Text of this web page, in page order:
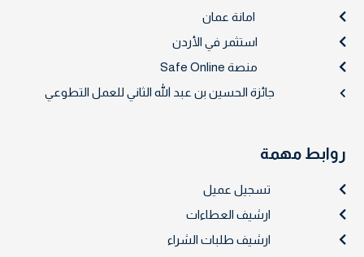
امانة عمان
استثمر في الأردن
منصة Safe Online
جائزة الحسين بن عبد الله الثاني للعمل التطوعي
روابط مهمة
تسجيل عميل
ارشيف العطاءات
ارشيف طلبات الشراء